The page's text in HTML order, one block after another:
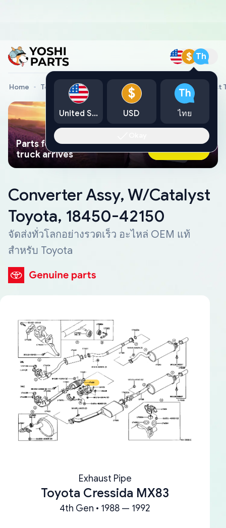
$ Th
Home Toyota Genuine Parts Converter Assy, W/Catalyst
Parts found faster than a tow
truck arrives
Ask AI Now
Converter Assy, W/Catalyst
Toyota, 18450-42150
จัดส่งทั่วโลกอย่างรวดเร็ว อะไหล่ OEM แท้
สำหรับ Toyota
Exhaust Pipe
Toyota Cressida MX83
4th Gen • 1988 — 1992
United States
$
USD
Th
ไทย